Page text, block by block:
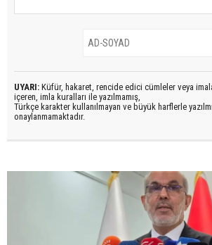
UYARI: Küfür, hakaret, rencide edici cümleler veya
içeren, imla kuralları ile yazılmamış,
Türkçe karakter kullanılmayan ve büyük harflerle
onaylanmamaktadır.